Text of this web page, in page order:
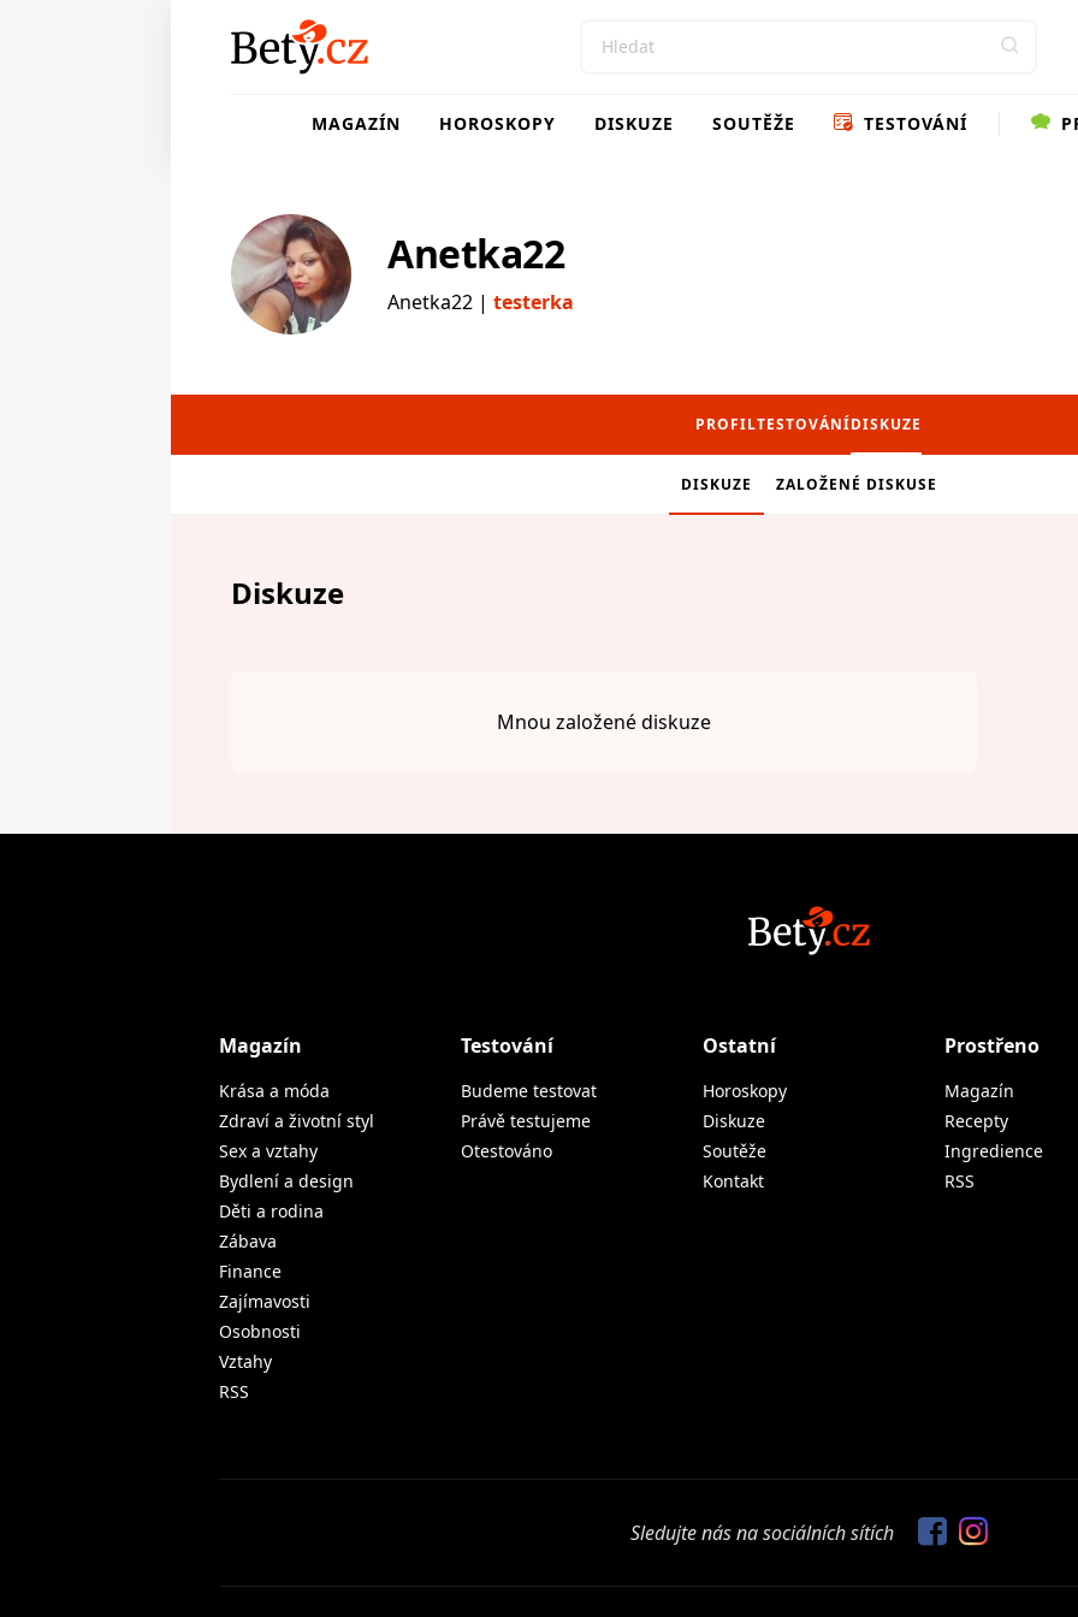
MAGAZÍN HOROSKOPY DISKUZE SOUTĚŽE TESTOVÁNÍ
Anetka22
Anetka22 | testerka
PROFILTESTOVÁNÍDISKUZE
DISKUZE ZALOŽENÉ DISKUSE
Diskuze
Mnou založené diskuze
Magazín
Krása a móda
Zdraví a životní styl
Sex a vztahy
Bydlení a design
Děti a rodina
Zábava
Finance
Zajímavosti
Osobnosti
Vztahy
RSS
Testování
Budeme testovat
Právě testujeme
Otestováno
Ostatní
Horoskopy
Diskuze
Soutěže
Kontakt
Prostřeno
Magazín
Recepty
Ingredience
RSS
Sledujte nás na sociálních sítích